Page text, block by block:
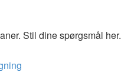
Stil dine spørgsmål her.